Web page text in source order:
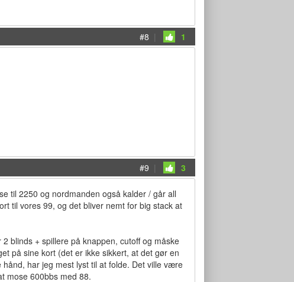
#8 | 1
#9 | 3
til 2250 og nordmanden også kalder / går all
til vores 99, og det bliver nemt for big stack at
blinds + spillere på knappen, cutoff og måske
på sine kort (det er ikke sikkert, at det gør en
har jeg mest lyst til at folde. Det ville være
mose 600bbs med 88.